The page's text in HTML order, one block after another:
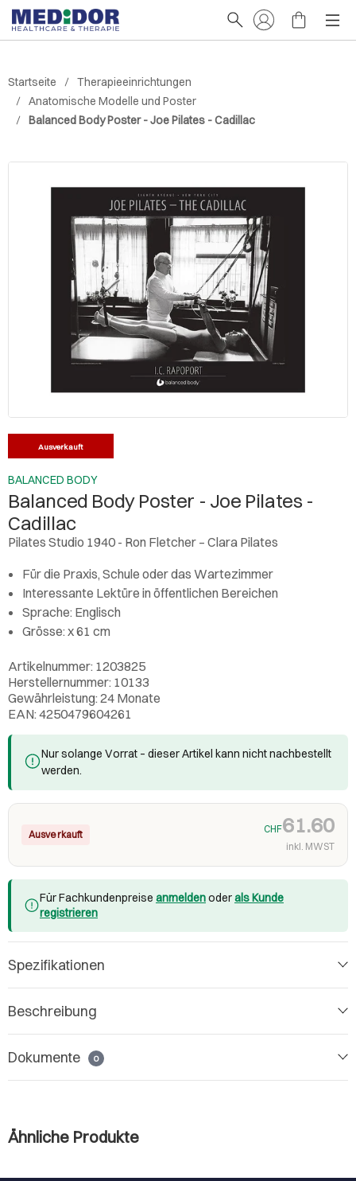
Startseite
Therapieeinrichtungen
Anatomische Modelle und Poster
Balanced Body Poster - Joe Pilates - Cadillac
Ausverkauft
BALANCED BODY
Balanced Body Poster - Joe Pilates -
Cadillac
Pilates Studio 1940 - Ron Fletcher – Clara Pilates
Für die Praxis, Schule oder das Wartezimmer
Interessante Lektüre in öffentlichen Bereichen
Sprache: Englisch
Grösse: x 61 cm
Artikelnummer: 1203825
Herstellernummer: 10133
Gewährleistung: 24 Monate
EAN: 4250479604261
Nur solange Vorrat – dieser Artikel kann nicht nachbestellt
werden.
Ausverkauft CHF61.60
inkl. MWST
Für Fachkundenpreise anmeldenoderals Kunde
registrieren
Spezifikationen
Beschreibung
Dokumente 0
Ähnliche Produkte